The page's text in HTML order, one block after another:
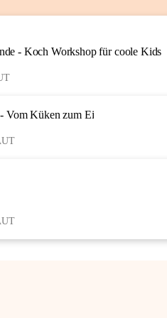
- Koch Workshop für coole Kids
Vom Küken zum Ei